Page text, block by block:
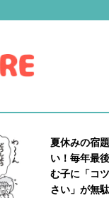
夏休みの宿
い！毎年最
む子に「コ
さい」が無